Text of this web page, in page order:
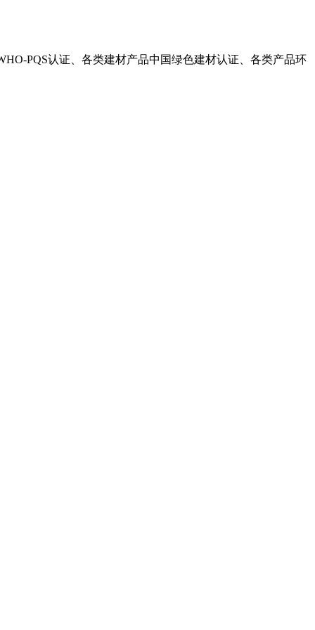
PQS认证、各类建材产品中国绿色建材认证、各类产品环